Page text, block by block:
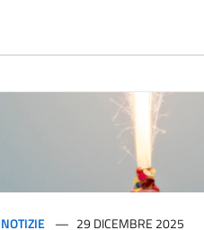
NOTIZIE 29 DICEMBRE 2025